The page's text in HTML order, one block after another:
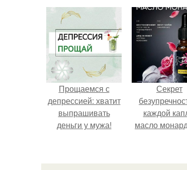
Прощаемся с
депрессией: хватит
выпрашивать
деньги у мужа!
Секрет
каждой
масло